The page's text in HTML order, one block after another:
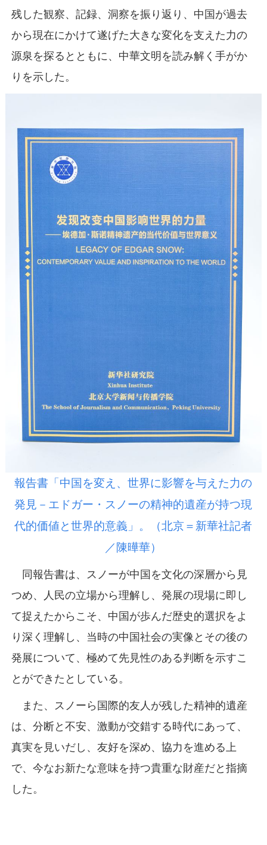
残した観察、記録、洞察を振り返り、中国が過去
から現在にかけて遂げた大きな変化を支えた力の
源泉を探るとともに、中華文明を読み解く手がか
りを示した。
報告書「中国を変え、世界に影響を与えた力の
発見－エドガー・スノーの精神的遺産が持つ現
代的価値と世界的意義」。（北京＝新華社記者
／陳曄華）
同報告書は、スノーが中国を文化の深層から見
つめ、人民の立場から理解し、発展の現場に即し
て捉えたからこそ、中国が歩んだ歴史的選択をよ
り深く理解し、当時の中国社会の実像とその後の
発展について、極めて先見性のある判断を示すこ
とができたとしている。
また、スノーら国際的友人が残した精神的遺産
は、分断と不安、激動が交錯する時代にあって、
真実を見いだし、友好を深め、協力を進める上
で、今なお新たな意味を持つ貴重な財産だと指摘
した。